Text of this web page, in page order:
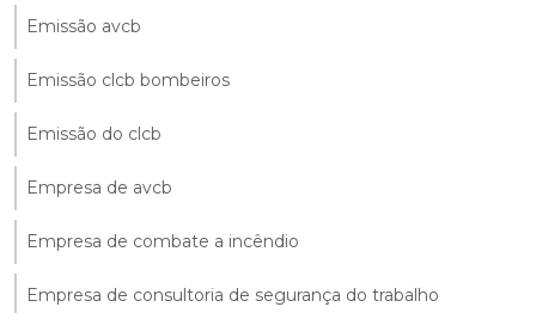
Emissão avcb
Emissão clcb bombeiros
Emissão do clcb
Empresa de avcb
Empresa de combate a incêndio
Empresa de consultoria de segurança do trabalho